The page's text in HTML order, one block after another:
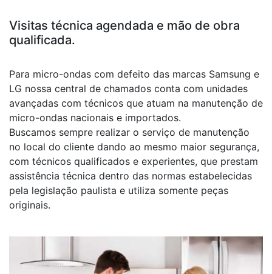
Visitas técnica agendada e mão de obra
qualificada.
Para micro-ondas com defeito das marcas Samsung e
LG nossa central de chamados conta com unidades
avançadas com técnicos que atuam na manutenção de
micro-ondas nacionais e importados.
Buscamos sempre realizar o serviço de manutenção
no local do cliente dando ao mesmo maior segurança,
com técnicos qualificados e experientes, que prestam
assistência técnica dentro das normas estabelecidas
pela legislação paulista e utiliza somente peças
originais.